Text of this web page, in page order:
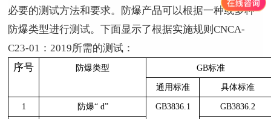
必要的测试方法和要求。防爆产品可以根据一种或多种
防爆类型进行测试。下面显示了根据实施规则CNCA-
C23-01 ： 2019所需的测试：
序号
防爆类型 GB标准
通用标准 具体标准
1 防爆“ d” GB3836.1 GB3836.2